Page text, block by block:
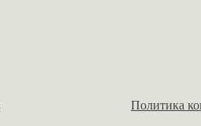
Политика